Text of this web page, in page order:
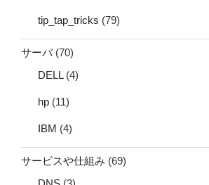
tip_tap_tricks (79)
サーバ(70)
DELL(4)
hp (11)
IBM (4)
サービスや仕組み (69)